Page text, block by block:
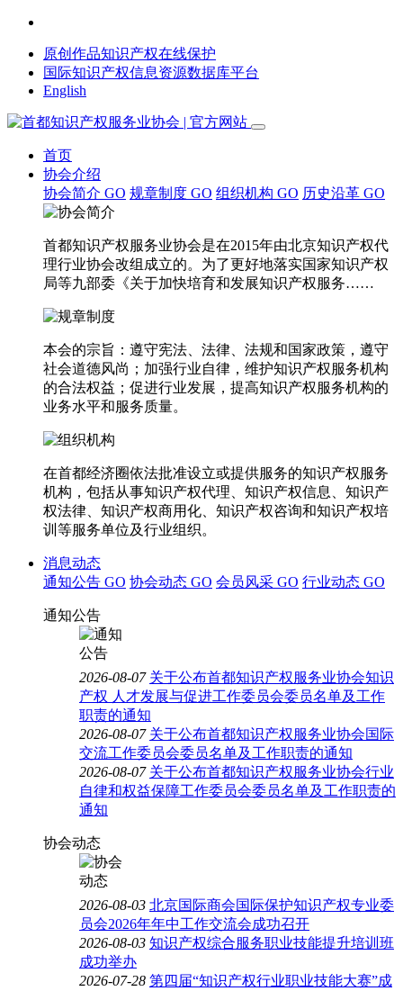
原创作品知识产权在线保护
国际知识产权信息资源数据库平台
English
首页
协会介绍
协会简介 GO 规章制度 GO 组织机构 GO 历史沿革 GO
首都知识产权服务业协会是在2015年由北京知识产权代
理行业协会改组成立的。为了更好地落实国家知识产权
局等九部委《关于加快培育和发展知识产权服务……
本会的宗旨：遵守宪法、法律、法规和国家政策，遵守
社会道德风尚；加强行业自律，维护知识产权服务机构
的合法权益；促进行业发展，提高知识产权服务机构的
业务水平和服务质量。
在首都经济圈依法批准设立或提供服务的知识产权服务
机构，包括从事知识产权代理、知识产权信息、知识产
权法律、知识产权商用化、知识产权咨询和知识产权培
训等服务单位及行业组织。
消息动态
通知公告 GO 协会动态 GO 会员风采 GO 行业动态 GO
通知公告
2026-08-07 关于公布首都知识产权服务业协会知识
产权 人才发展与促进工作委员会委员名单及工作
职责的通知
2026-08-07 关于公布首都知识产权服务业协会国际
交流工作委员会委员名单及工作职责的通知
2026-08-07 关于公布首都知识产权服务业协会行业
自律和权益保障工作委员会委员名单及工作职责的
通知
协会动态
2026-08-03 北京国际商会国际保护知识产权专业委
员会2026年年中工作交流会成功召开
2026-08-03 知识产权综合服务职业技能提升培训班
成功举办
2026-07-28 第四届“知识产权行业职业技能大赛”成